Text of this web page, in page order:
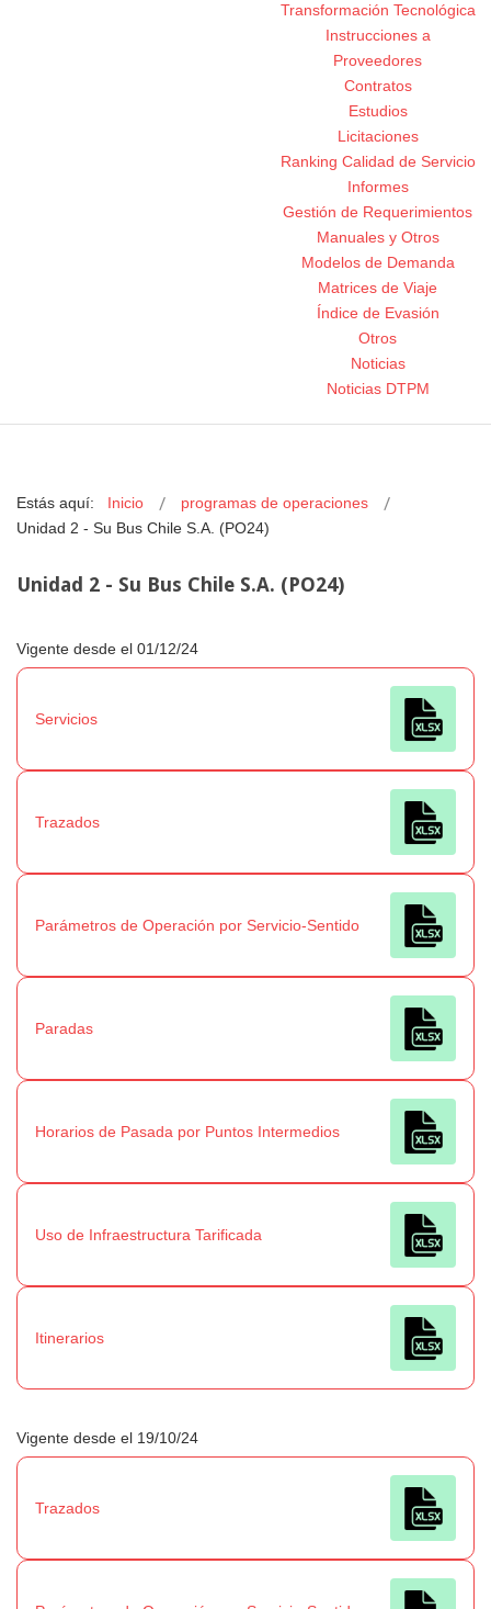
Transformación Tecnológica
Instrucciones a
Proveedores
Contratos
Estudios
Licitaciones
Ranking Calidad de Servicio
Informes
Gestión de Requerimientos
Manuales y Otros
Modelos de Demanda
Matrices de Viaje
Índice de Evasión
Otros
Noticias
Noticias DTPM
Estás aquí: Inicio
programas de operaciones
Unidad 2 - Su Bus Chile S.A. (PO24)
Unidad 2 - Su Bus Chile S.A. (PO24)
Vigente desde el 01/12/24
Servicios
Trazados
Parámetros de Operación por Servicio-Sentido
Paradas
Horarios de Pasada por Puntos Intermedios
Uso de Infraestructura Tarificada
Itinerarios
Vigente desde el 19/10/24
Trazados